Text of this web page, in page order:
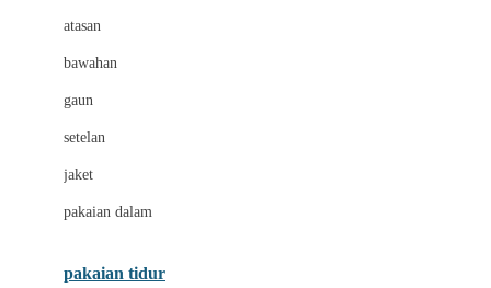
Drew
atasan
bawahan
gaun
setelan
jaket
pakaian dalam
pakaian tidur